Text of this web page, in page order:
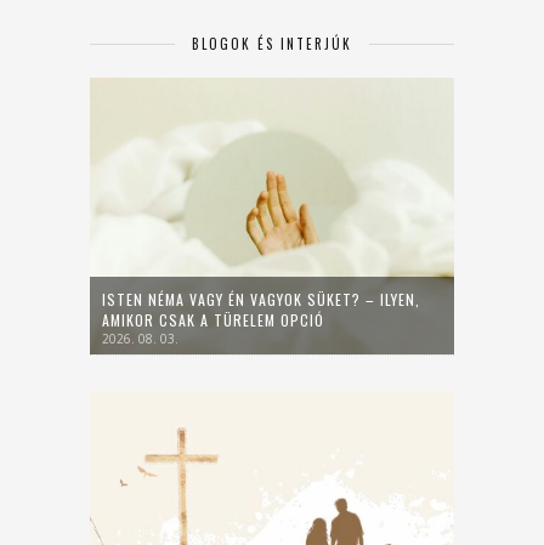
BLOGOK ÉS INTERJÚK
ISTEN NÉMA VAGY ÉN VAGYOK SÜKET? – ILYEN,
AMIKOR CSAK A TÜRELEM OPCIÓ
2026. 08. 03.